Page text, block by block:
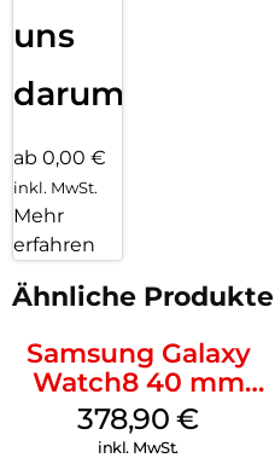
uns
darum!
ab 0,00 €
inkl. MwSt.
Mehr
erfahren
Ähnliche Produkte
Samsung Galaxy
Watch8 40 mm
Silver
378,90€
inkl. MwSt.